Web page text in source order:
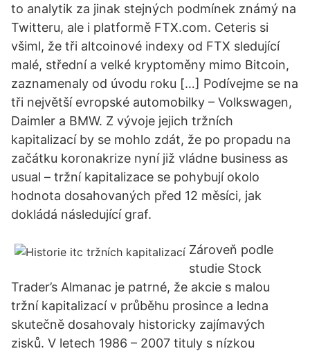
to analytik za jinak stejných podmínek známý na
Twitteru, ale i platformě FTX.com. Ceteris si
všiml, že tři altcoinové indexy od FTX sledující
malé, střední a velké kryptoměny mimo Bitcoin,
zaznamenaly od úvodu roku […] Podívejme se na
tři největší evropské automobilky – Volkswagen,
Daimler a BMW. Z vývoje jejich tržních
kapitalizací by se mohlo zdát, že po propadu na
začátku koronakrize nyní již vládne business as
usual – tržní kapitalizace se pohybují okolo
hodnota dosahovaných před 12 měsíci, jak
dokládá následující graf.
Zároveň podle
studie Stock
Trader’s Almanac je patrné, že akcie s malou
tržní kapitalizací v průběhu prosince a ledna
skutečně dosahovaly historicky zajímavých
zisků. V letech 1986 – 2007 tituly s nízkou